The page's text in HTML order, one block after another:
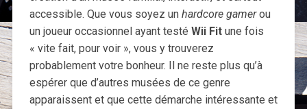
accessible. Que vous soyez un hardcore gamerou
un joueur occasionnel ayant testé Wii Fit une fois
« vite fait, pour voir », vous y trouverez
probablement votre bonheur. Il ne reste plus qu’à
espérer que d’autres musées de ce genre
apparaissent et que cette démarche intéressante et